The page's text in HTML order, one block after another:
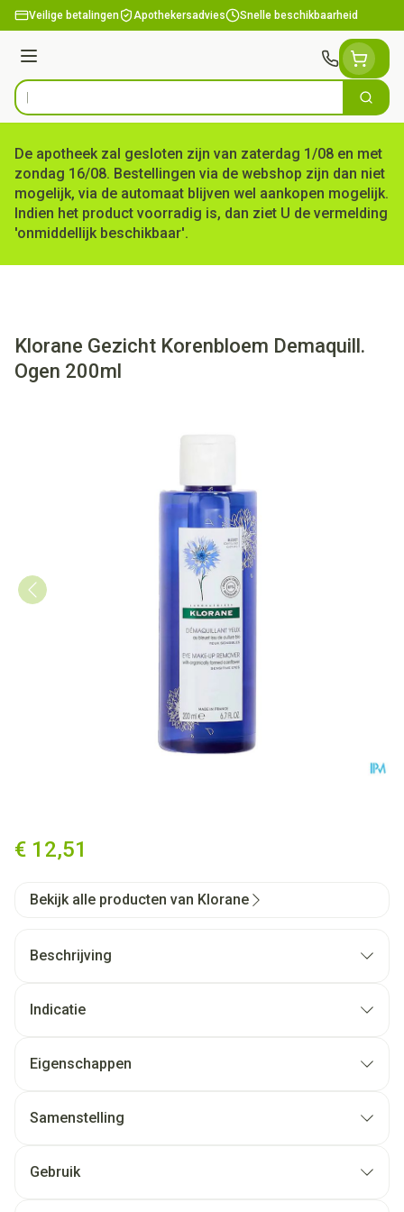
Ga naar de inhoud
Veilige betalingen Apothekersadvies Snelle beschikbaarheid
Menu
Product, merk, categorie... Zoek
De apotheek zal gesloten zijn van zaterdag 1/08 en met
zondag 16/08. Bestellingen via de webshop zijn dan niet
mogelijk, via de automaat blijven wel aankopen mogelijk.
Indien het product voorradig is, dan ziet U de vermelding
'onmiddellijk beschikbaar'.
Klorane Gezicht Korenbloem Demaquill.
Ogen 200ml
€ 12,51
Bekijk alle producten van Klorane
Beschrijving
Indicatie
Eigenschappen
Samenstelling
Gebruik